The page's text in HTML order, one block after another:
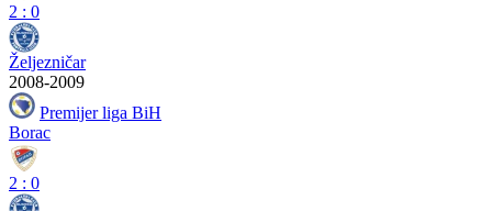
2 : 0
Željezničar
2008-2009
Premijer liga BiH
Borac
2 : 0